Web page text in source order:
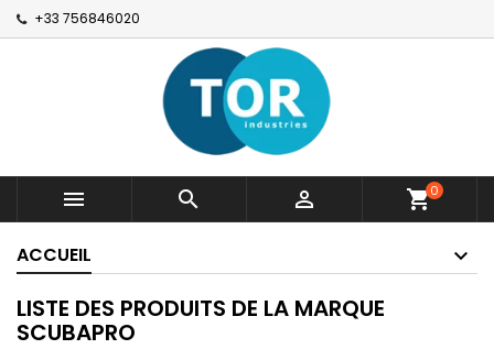
+33 756846020
   shopping_cart0
ACCUEIL
LISTE DES PRODUITS DE LA MARQUE
SCUBAPRO